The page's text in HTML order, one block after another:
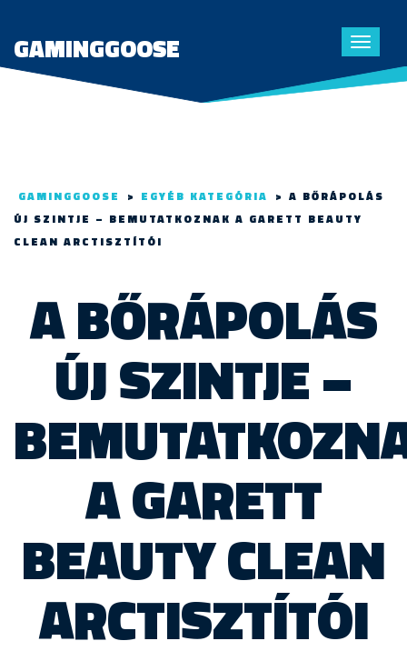
Toggle
GAMINGGOOSE
GAMINGGOOSE > EGYÉB KATEGÓRIA > A BŐRÁPOLÁS
ÚJ SZINTJE – BEMUTATKOZNAK A GARETT BEAUTY
CLEAN ARCTISZTÍTÓI
A BŐRÁPOLÁS
ÚJ SZINTJE –
A GARETT
BEAUTY CLEAN
ARCTISZTÍTÓI